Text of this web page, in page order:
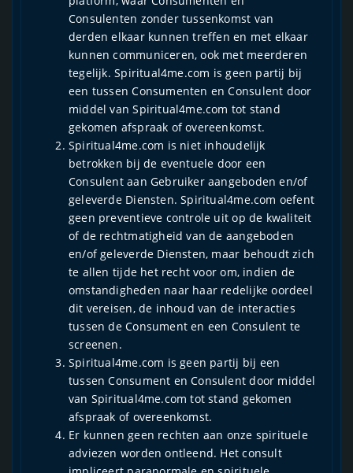
Consulenten zonder tussenkomst van
derden elkaar kunnen treffen en met elkaar
kunnen communiceren, ook met meerderen
tegelijk. Spiritual4me.com is geen partij bij
een tussen Consumenten en Consulent door
middel van Spiritual4me.com tot stand
gekomen afspraak of overeenkomst.
Spiritual4me.com is niet inhoudelijk
betrokken bij de eventuele door een
Consulent aan Gebruiker aangeboden en/of
geleverde Diensten. Spiritual4me.com oefent
geen preventieve controle uit op de kwaliteit
of de rechtmatigheid van de aangeboden
en/of geleverde Diensten, maar behoudt zich
te allen tijde het recht voor om, indien de
omstandigheden naar haar redelijke oordeel
dit vereisen, de inhoud van de interacties
tussen de Consument en een Consulent te
screenen.
Spiritual4me.com is geen partij bij een
tussen Consument en Consulent door middel
van Spiritual4me.com tot stand gekomen
afspraak of overeenkomst.
Er kunnen geen rechten aan onze spirituele
adviezen worden ontleend. Het consult